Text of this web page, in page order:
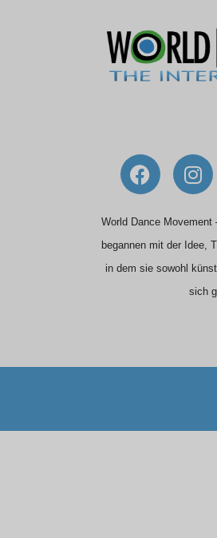
F
a
c
e
b
o
I
n
s
t
a
g
r
a
World Dance Movement
begannen mit der Idee,
in dem sie sowohl
sich